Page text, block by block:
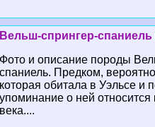
Вельш-спрингер-спаниель
Фото и описание породы
спаниель. Предком,
которая обитала в Уэльсе и
упоминание о ней относится
века....